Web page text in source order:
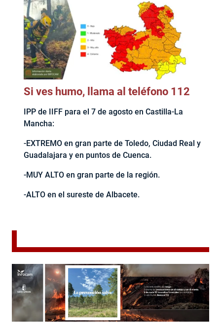
Si ves humo, llama al teléfono 112
IPP de IIFF para el 7 de agosto en Castilla-La
Mancha:
-EXTREMO en gran parte de Toledo, Ciudad Real y
Guadalajara y en puntos de Cuenca.
-MUY ALTO en gran parte de la región.
-ALTO en el sureste de Albacete.